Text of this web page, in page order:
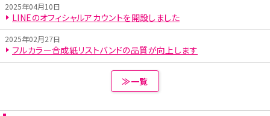
2025年04月10日
LINEのオフィシャルアカウントを開設しました
2025年02月27日
フルカラー合成紙リストバンドの品質が向上します
≫一覧